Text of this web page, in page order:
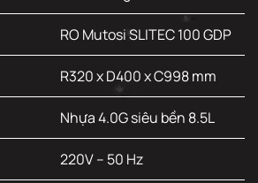
RO Mutosi SLITEC 100 GDP
R320 x D400 x C998 mm
Nhựa 4.0G siêu bền 8.5L
220V – 50 Hz